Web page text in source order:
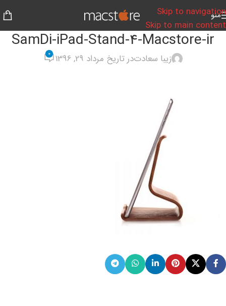
Skip to navigation
Skip to main content
منو
SamDi-iPad-Stand-4-Macstore-ir
زیبا سعادتدر تاریخ مرداد 29, 1396 0